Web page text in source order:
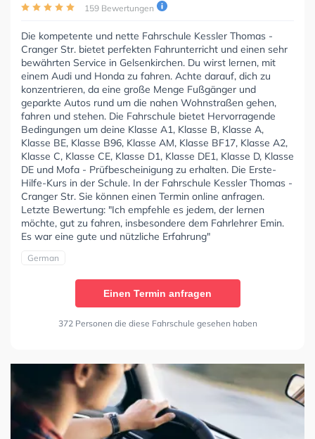
159 Bewertungen
Die kompetente und nette Fahrschule Kessler Thomas -
Cranger Str. bietet perfekten Fahrunterricht und einen sehr
bewährten Service in Gelsenkirchen. Du wirst lernen, mit
einem Audi und Honda zu fahren. Achte darauf, dich zu
konzentrieren, da eine große Menge Fußgänger und
geparkte Autos rund um die nahen Wohnstraßen gehen,
fahren und stehen. Die Fahrschule bietet Hervorragende
Bedingungen um deine Klasse A1, Klasse B, Klasse A,
Klasse BE, Klasse B96, Klasse AM, Klasse BF17, Klasse A2,
Klasse C, Klasse CE, Klasse D1, Klasse DE1, Klasse D, Klasse
DE und Mofa - Prüfbescheinigung zu erhalten. Die Erste-
Hilfe-Kurs in der Schule. In der Fahrschule Kessler Thomas -
Cranger Str. Sie können einen Termin online anfragen.
Letzte Bewertung: "Ich empfehle es jedem, der lernen
möchte, gut zu fahren, insbesondere dem Fahrlehrer Emin.
Es war eine gute und nützliche Erfahrung"
German
Einen Termin anfragen
372 Personen die diese Fahrschule gesehen haben